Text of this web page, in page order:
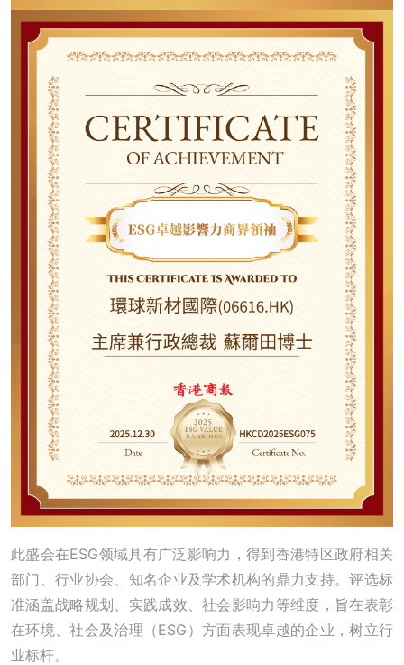
此盛会在ESG领域具有广泛影响力，得到香港特区政府相关
部门、行业协会、知名企业及学术机构的鼎力支持。评选标
准涵盖战略规划、实践成效、社会影响力等维度，旨在表彰
在环境、社会及治理（ESG）方面表现卓越的企业，树立行
业标杆。